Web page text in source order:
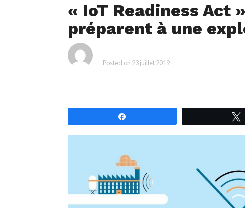
« IoT Readiness Act
préparent à une
Posted on 23 juillet 2019